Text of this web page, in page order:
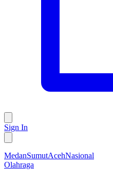
Sign In
MedanSumutAcehNasional
Olahraga